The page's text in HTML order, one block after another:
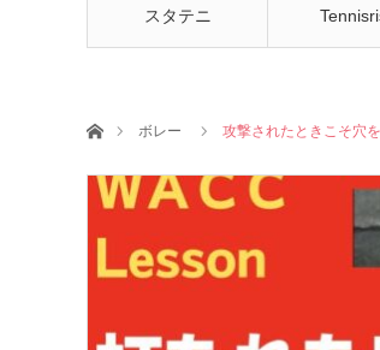
スタテニ
ホームボレー 攻撃されたときこそ穴